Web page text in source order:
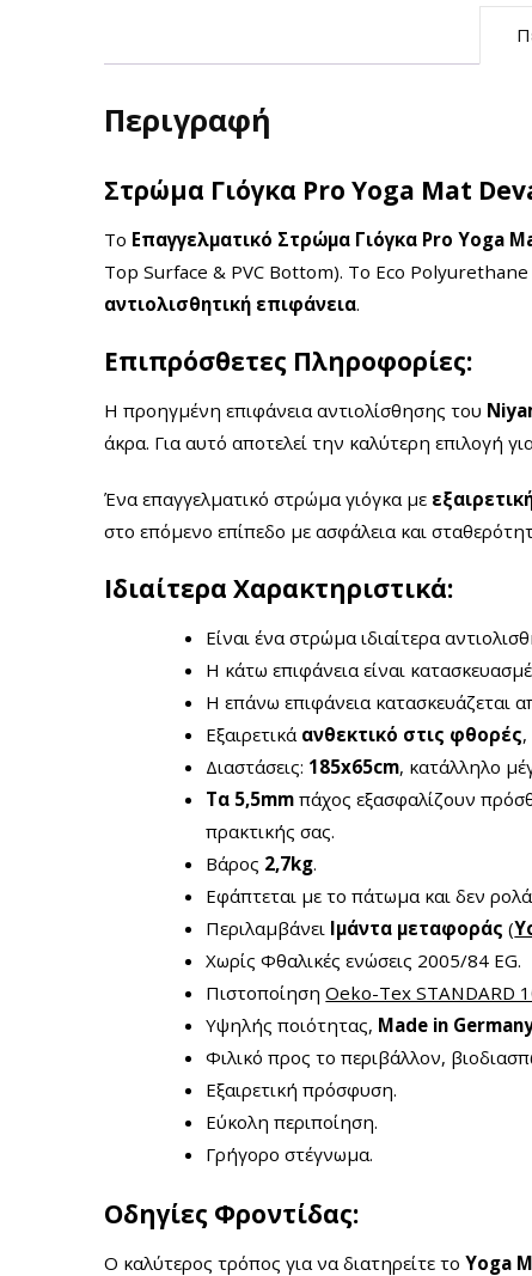
Περιγραφή
Στρώμα Γιόγκα Pro Yoga Mat
Το Επαγγελματικό Στρώμα Γιόγκα Pro Yoga
Top Surface & PVC Bottom). Το Eco Polyurethane
αντιολισθητική επιφάνεια.
Επιπρόσθετες Πληροφορίες:
Η προηγμένη επιφάνεια αντιολίσθησης του
άκρα. Για αυτό αποτελεί την καλύτερη επιλογή
Ένα επαγγελματικό στρώμα γιόγκα με
στο επόμενο επίπεδο με ασφάλεια και
Ιδιαίτερα Χαρακτηριστικά:
Είναι ένα στρώμα ιδιαίτερα
Η κάτω επιφάνεια είναι
Η επάνω επιφάνεια κατασκευάζεται
Εξαιρετικά ανθεκτικό στις φθορές
Διαστάσεις: 185x65cm, κατάλληλο
Τα 5,5mmπάχος εξασφαλίζουν
πρακτικής σας.
Βάρος 2,7kg.
Εφάπτεται με το πάτωμα και δεν
Περιλαμβάνει Ιμάντα μεταφοράς (
Χωρίς Φθαλικές ενώσεις 2005/84 EG.
ΠιστοποίησηOeko-Tex STANDARD
Υψηλής ποιότητας, Made in
Φιλικό προς το περιβάλλον,
Εξαιρετική πρόσφυση.
Εύκολη περιποίηση.
Γρήγορο στέγνωμα.
Οδηγίες Φροντίδας:
Ο καλύτερος τρόπος για να διατηρείτε το Yoga